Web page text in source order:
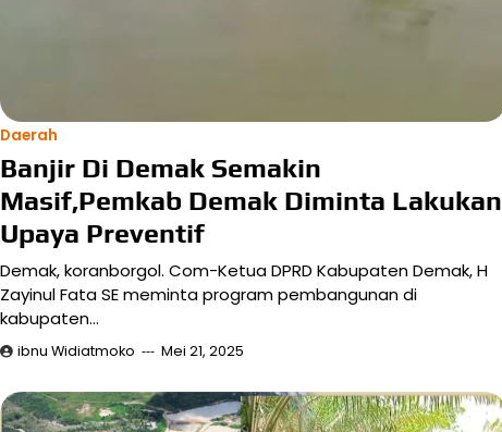
Daerah
Banjir Di Demak Semakin
Masif,Pemkab Demak Diminta Lakukan
Upaya Preventif
Demak, koranborgol. Com-Ketua DPRD Kabupaten Demak, H
Zayinul Fata SE meminta program pembangunan di
kabupaten…
ibnu Widiatmoko Mei 21, 2025